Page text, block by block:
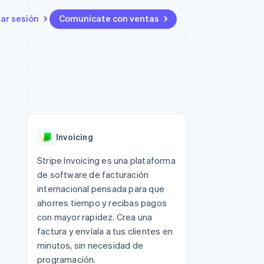
sesión Comunícate con ventas
y virtuales
Radar
Constitución de una startup
Climate
Eliminación de dióxido de
carbono
Identity
Verificación de identidad en
línea
Estado de la API
Invoicing
Stripe Invoicing es una plataforma
de software de facturación
internacional pensada para que
ahorres tiempo y recibas pagos
con mayor rapidez. Crea una
factura y envíala a tus clientes en
minutos, sin necesidad de
programación.